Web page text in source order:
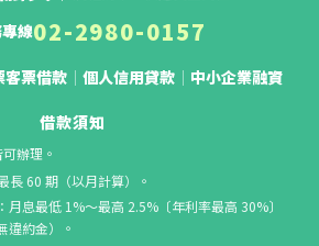
線02-2980-0157
客票借款｜ 個人信用貸款｜ 中小企業融資
借款須知
辦理。
長 60 期（以月計算）。
月息最低 1%～最高 2.5%〔年利率最高 30%〕
違約金）。